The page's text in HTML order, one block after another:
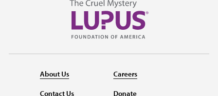
About Us
Contact Us
Careers
Donate